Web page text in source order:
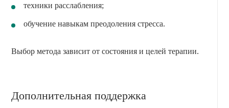
техники расслабления;
обучение навыкам преодоления стресса.
Выбор метода зависит от состояния и целей терапии.
Дополнительная поддержка